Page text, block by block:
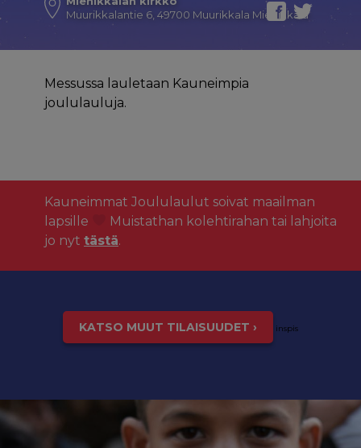
Muurikkalantie 6, 49700 Muurikkala Miehikkälä
Messussa lauletaan Kauneimpia
joululauluja.
Kauneimmat Joululaulut soivat maailman
lapsille
Muistathan kolehtirahan tai lahjoita
jo nyt tästä.
KATSO MUUT TILAISUUDET › inspis